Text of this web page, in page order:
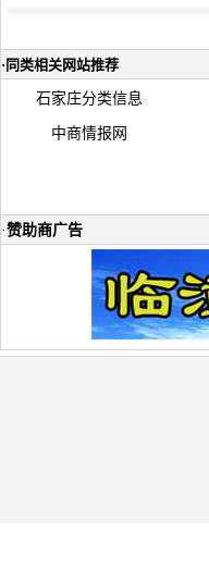
· 同类相关网站推荐
石家庄分类信息
中商情报网
·赞助商广告